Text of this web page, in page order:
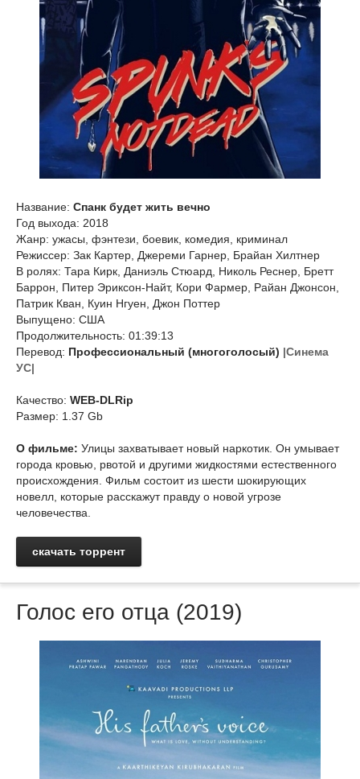
Название: Спанк будет жить вечно
Год выхода: 2018
Жанр: ужасы, фэнтези, боевик, комедия, криминал
Режиссер: Зак Картер, Джереми Гарнер, Брайан Хилтнер
В ролях: Тара Кирк, Даниэль Стюард, Николь Реснер, Бретт
Баррон, Питер Эриксон-Найт, Кори Фармер, Райан Джонсон,
Патрик Кван, Куин Нгуен, Джон Поттер
Выпущено: США
Продолжительность: 01:39:13
Перевод: Профессиональный (многоголосый) |Синема
УС|
Качество: WEB-DLRip
Размер: 1.37 Gb
О фильме: Улицы захватывает новый наркотик. Он умывает
города кровью, рвотой и другими жидкостями естественного
происхождения. Фильм состоит из шести шокирующих
новелл, которые расскажут правду о новой угрозе
человечества.
скачать торрент
Голос его отца (2019)